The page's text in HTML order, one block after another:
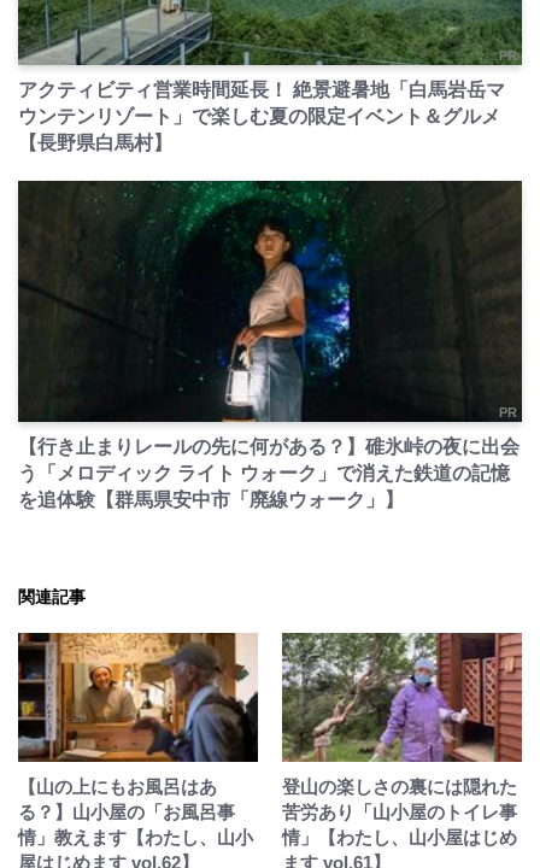
PR
アクティビティ営業時間延長！ 絶景避暑地「白馬岩岳マ
ウンテンリゾート」で楽しむ夏の限定イベント＆グルメ
【長野県白馬村】
PR
【行き止まりレールの先に何がある？】碓氷峠の夜に出会
う「メロディック ライト ウォーク」で消えた鉄道の記憶
を追体験【群馬県安中市「廃線ウォーク」】
関連記事
【山の上にもお風呂はあ
る？】山小屋の「お風呂事
情」教えます【わたし、山小
屋はじめます vol.62】
登山の楽しさの裏には隠れた
苦労あり「山小屋のトイレ事
情」【わたし、山小屋はじめ
ます vol.61】